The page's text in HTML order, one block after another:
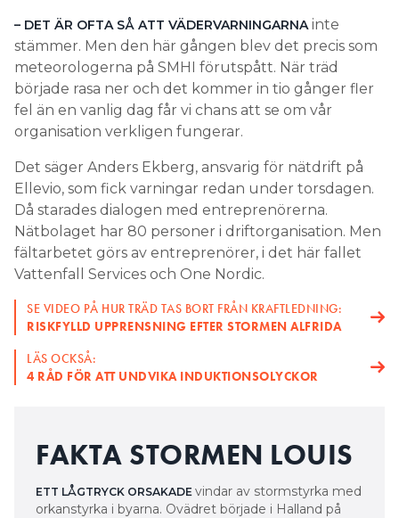
– DET ÄR OFTA SÅ ATT VÄDERVARNINGARNAinte
stämmer. Men den här gången blev det precis som
meteorologerna på SMHI förutspått. När träd
började rasa ner och det kommer in tio gånger fler
fel än en vanlig dag får vi chans att se om vår
organisation verkligen fungerar.
Det säger Anders Ekberg, ansvarig för nätdrift på
Ellevio, som fick varningar redan under torsdagen.
Då starades dialogen med entreprenörerna.
Nätbolaget har 80 personer i driftorganisation. Men
fältarbetet görs av entreprenörer, i det här fallet
Vattenfall Services och One Nordic.
SE VIDEO PÅ HUR TRÄD TAS BORT FRÅN KRAFTLEDNING:
RISKFYLLD UPPRENSNING EFTER STORMEN ALFRIDA
LÄS OCKSÅ:
4 RÅD FÖR ATT UNDVIKA INDUKTIONSOLYCKOR
FAKTA STORMEN LOUIS
ETT LÅGTRYCK ORSAKADE vindar av stormstyrka med
orkanstyrka i byarna. Ovädret började i Halland på